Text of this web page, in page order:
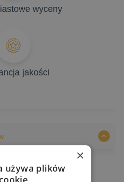
wyceny
jakości
nadruków
×
używa plików
cookie